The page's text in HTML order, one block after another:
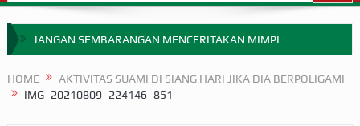
JANGAN SEMBARANGAN MENCERITAKAN MIMPI
MIMPI YANG DIABAIKAN MENJELANG PERANG BADAR
HOME
AKTIVITAS SUAMI DI SIANG HARI JIKA DIA BERPOLIGAMI
IMG_20210809_224146_851